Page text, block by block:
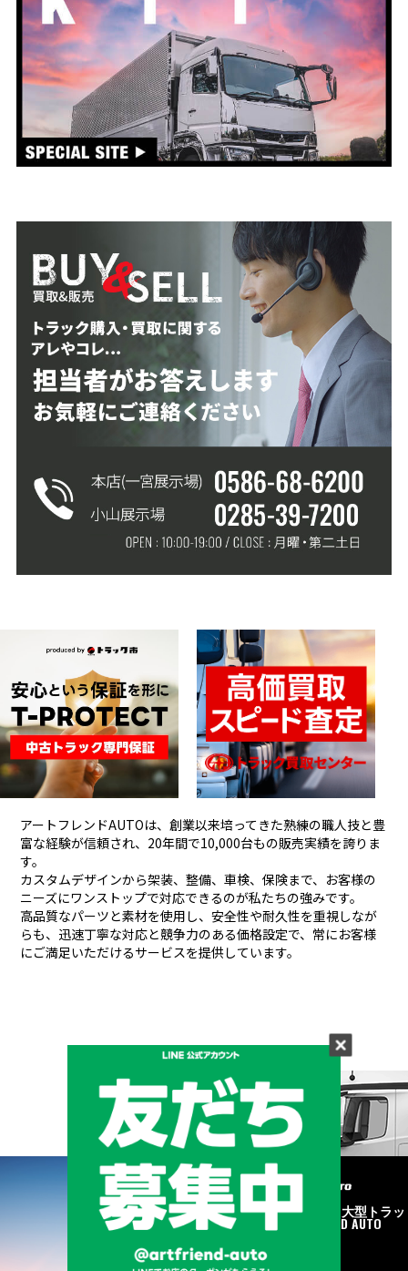
アートフレンドAUTOは、創業以来培ってきた熟練の職人技と豊
富な経験が信頼され、 20年間で10,000台もの販売実績を誇りま
す。
カスタムデザインから架装、整備、車検、保険まで、お客様の
ニーズにワンストップで対応できるのが私たちの強みです。
高品質なパーツと素材を使用し、安全性や耐久性を重視しなが
らも、 迅速丁寧な対応と競争力のある価格設定で、常にお客様
にご満足いただけるサービスを提供しています。
メーカーと形状から探す
BRAND & TYPE
©2020中古トラック・大型トラッ
ク販売はART FRIEND AUTO